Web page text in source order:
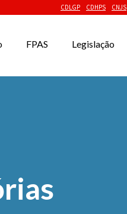
CDLGP CDHPS CNJS
FPAS Legislação